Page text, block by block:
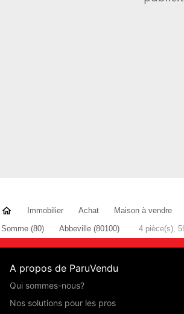
Immobilier Achat Maison à vendre
Somme (80)
Abbeville (80100) 4 pièce(s),
A propos de ParuVendu
Qui sommes-nous?
Nos solutions pour les pros